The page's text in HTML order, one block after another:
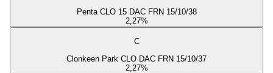
Penta CLO 15 DAC FRN 15/10/38
2,27%
C
Clonkeen Park CLO DAC FRN 15/10/37
2,27%